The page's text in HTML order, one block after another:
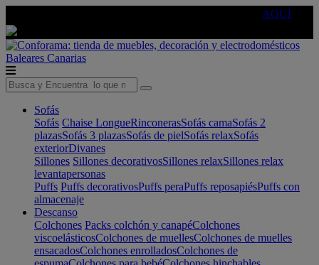
AQUÍ
Baleares Canarias
Sofás
Sofás Chaise LongueRinconerasSofás camaSofás 2
plazasSofás 3 plazasSofás de pielSofás relaxSofás
exteriorDivanes
Sillones Sillones decorativosSillones relaxSillones relax
levantapersonas
Puffs Puffs decorativosPuffs peraPuffs reposapiésPuffs con
almacenaje
Descanso
Colchones Packs colchón y canapéColchones
viscoelásticosColchones de muellesColchones de muelles
ensacadosColchones enrolladosColchones de